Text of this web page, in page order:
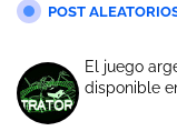
POST
El juego
disponible